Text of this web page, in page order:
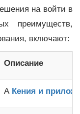
на войти в
преимуществ,
включают:
Описание
А Кения и